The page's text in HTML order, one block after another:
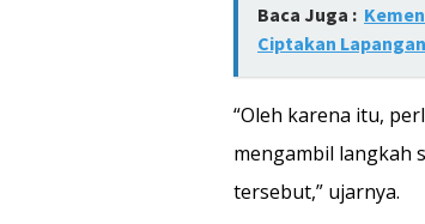
Baca Juga :
Ciptakan
“Oleh karena itu,
mengambil langkah
tersebut,” ujarnya.